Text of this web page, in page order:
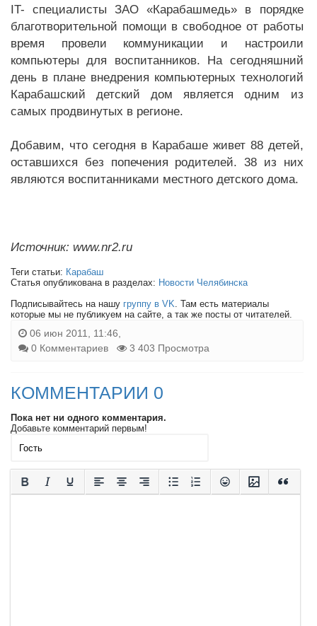
IT- специалисты ЗАО «Карабашмедь» в порядке
благотворительной помощи в свободное от работы
время провели коммуникации и настроили
компьютеры для воспитанников. На сегодняшний
день в плане внедрения компьютерных технологий
Карабашский детский дом является одним из
самых продвинутых в регионе.
Добавим, что сегодня в Карабаше живет 88 детей,
оставшихся без попечения родителей. 38 из них
являются воспитанниками местного детского дома.
Источник: www.nr2.ru
Теги статьи: Карабаш
Статья опубликована в разделах: Новости Челябинска
Подписывайтесь на нашу группу в VK. Там есть материалы
которые мы не публикуем на сайте, а так же посты от читателей.
06 июн 2011, 11:46,
0 Комментариев
3 403 Просмотра
КОММЕНТАРИИ 0
Пока нет ни одного комментария.
Добавьте комментарий первым!